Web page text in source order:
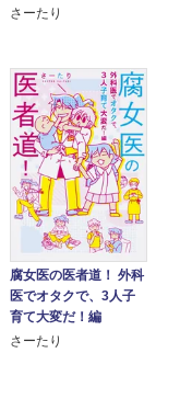
さーたり
腐女医の医者道！ 外科
医でオタクで、3人子
育て大変だ！編
さーたり